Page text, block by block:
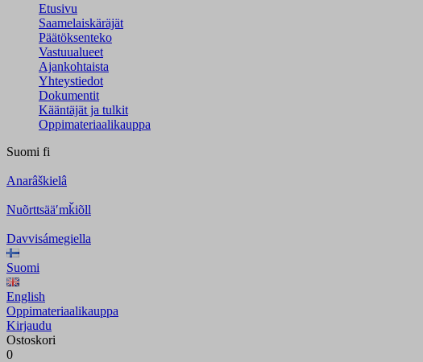
Etusivu
Saamelaiskäräjät
Päätöksenteko
Vastuualueet
Ajankohtaista
Yhteystiedot
Dokumentit
Kääntäjät ja tulkit
Oppimateriaalikauppa
Suomi fi
Anarâškielâ
Nuõrttsääʹmǩiõll
Davvisámegiella
Suomi
English
Oppimateriaalikauppa
Kirjaudu
Ostoskori
0